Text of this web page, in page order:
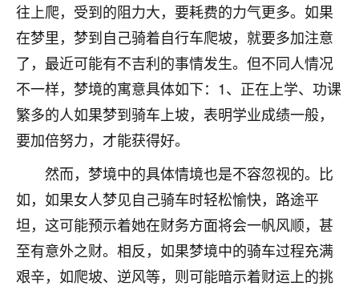
往上爬，受到的阻力大，要耗费的力气更多。如果
在梦里，梦到自己骑着自行车爬坡，就要多加注意
了，最近可能有不吉利的事情发生。但不同人情况
不一样，梦境的寓意具体如下：1、正在上学、功课
繁多的人如果梦到骑车上坡，表明学业成绩一般，
要加倍努力，才能获得好。
然而，梦境中的具体情境也是不容忽视的。比
如，如果女人梦见自己骑车时轻松愉快，路途平
坦，这可能预示着她在财务方面将会一帆风顺，甚
至有意外之财。相反，如果梦境中的骑车过程充满
艰辛，如爬坡、逆风等，则可能暗示着财运上的挑
金白水清
我也想找老师看看，有没有人给个联系方式的啊？
鹿森：慧来老师微信：gjsy0624
1天前 来自江西 12
我也想要，我也想要！
2天前 来自山西 15
Jessica李
老师做不做超度法事？我想给我奶奶做超度，她今年
刚去世了。